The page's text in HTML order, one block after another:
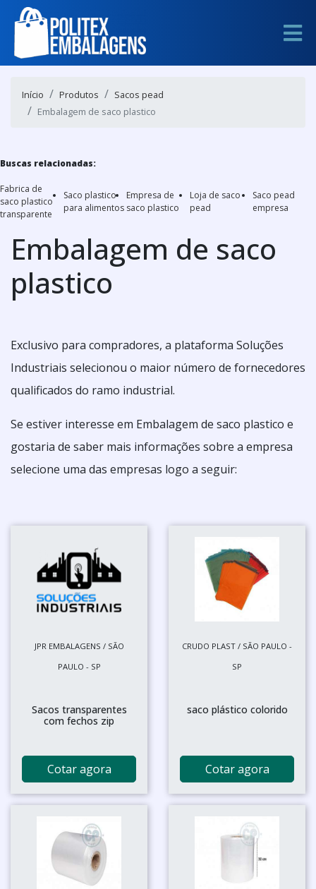
Início Produtos
Sacos pead
Embalagem de saco plastico
Buscas relacionadas:
Fabrica de
saco plastico
transparente
Saco plastico
para alimentos
Empresa de
saco plastico
Loja de saco
pead
Saco pead
empresa
Embalagem de saco
plastico
Exclusivo para compradores, a plataforma Soluções
Industriais selecionou o maior número de fornecedores
qualificados do ramo industrial.
Se estiver interesse em Embalagem de saco plastico e
gostaria de saber mais informações sobre a empresa
selecione uma das empresas logo a seguir:
JPR EMBALAGENS / SÃO
PAULO - SP
Sacos transparentes
com fechos zip
Cotar agora
CRUDO PLAST / SÃO PAULO -
SP
saco plástico colorido
Cotar agora